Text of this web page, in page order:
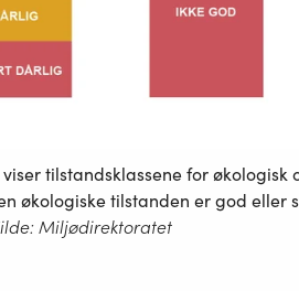
tilstandsklassene for
økologiske tilstanden er god eller
Miljødirektoratet